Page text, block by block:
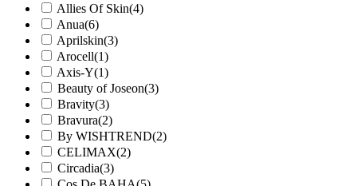
Allies Of Skin(4)
Anua(6)
Aprilskin(3)
Arocell(1)
Axis-Y(1)
Beauty of Joseon(3)
Bravity(3)
Bravura(2)
By WISHTREND(2)
CELIMAX(2)
Circadia(3)